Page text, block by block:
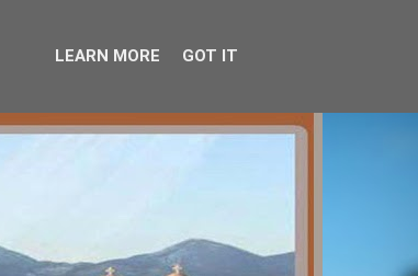
LEARN MORE GOT IT